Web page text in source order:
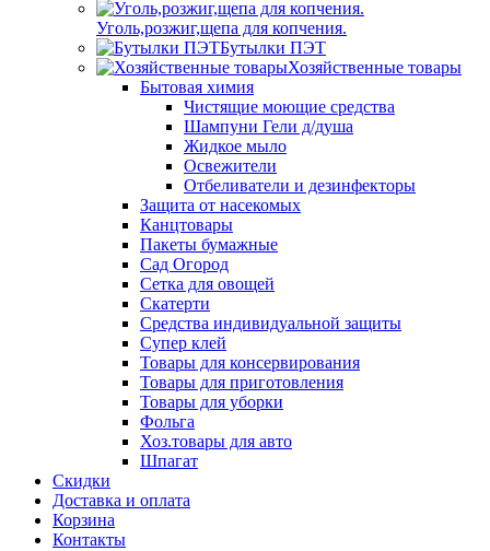
Уголь,розжиг,щепа для копчения.
Бутылки ПЭТ
Хозяйственные товары
Бытовая химия
Чистящие моющие средства
Шампуни Гели д/душа
Жидкое мыло
Освежители
Отбеливатели и дезинфекторы
Защита от насекомых
Канцтовары
Пакеты бумажные
Сад Огород
Сетка для овощей
Скатерти
Средства индивидуальной защиты
Супер клей
Товары для консервирования
Товары для приготовления
Товары для уборки
Фольга
Хоз.товары для авто
Шпагат
Скидки
Доставка и оплата
Корзина
Контакты